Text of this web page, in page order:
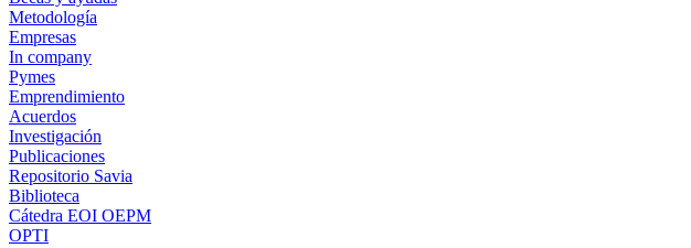
Metodología
Empresas
In company
Pymes
Emprendimiento
Acuerdos
Investigación
Publicaciones
Repositorio Savia
Biblioteca
Cátedra EOI OEPM
OPTI